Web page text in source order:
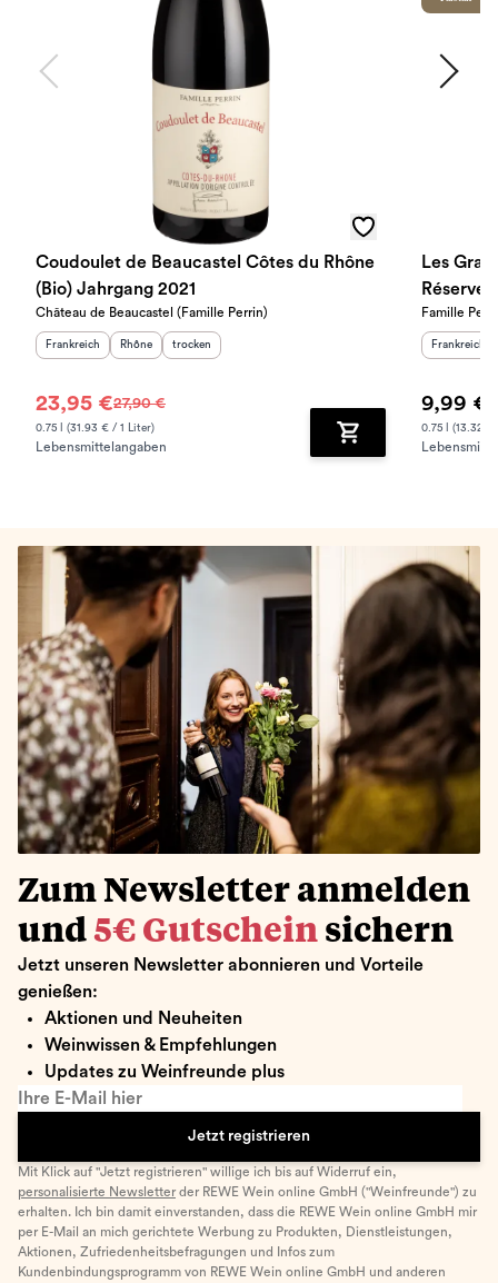
Coudoulet de Beaucastel Côtes du Rhône
(Bio) Jahrgang 2021
Château de Beaucastel (Famille Perrin)
Herkunftsland
Frankreich Herkunftsregion:
Rhône Geschmack
trocken
23,95 €27,90 €
0.75 l (31.93 € / 1 Liter)
Lebensmittelangaben Zum Warenkorb
Les
Réserve
Famille
Frankreich
9,99 €
0.75 l (13.32 €
Zum Newsletter anmelden
und 5€ Gutschein sichern
Jetzt unseren Newsletter abonnieren und Vorteile
genießen:
Aktionen und Neuheiten
Weinwissen & Empfehlungen
Updates zu Weinfreunde plus
Ihre E-Mail hier
Jetzt registrieren
Mit Klick auf "Jetzt registrieren" willige ich bis auf Widerruf ein,
personalisierte Newsletter der REWE Wein online GmbH ("Weinfreunde") zu
erhalten. Ich bin damit einverstanden, dass die REWE Wein online GmbH mir
per E-Mail an mich gerichtete Werbung zu Produkten, Dienstleistungen,
Aktionen, Zufriedenheitsbefragungen und Infos zum
Kundenbindungsprogramm von REWE Wein online GmbH und anderen